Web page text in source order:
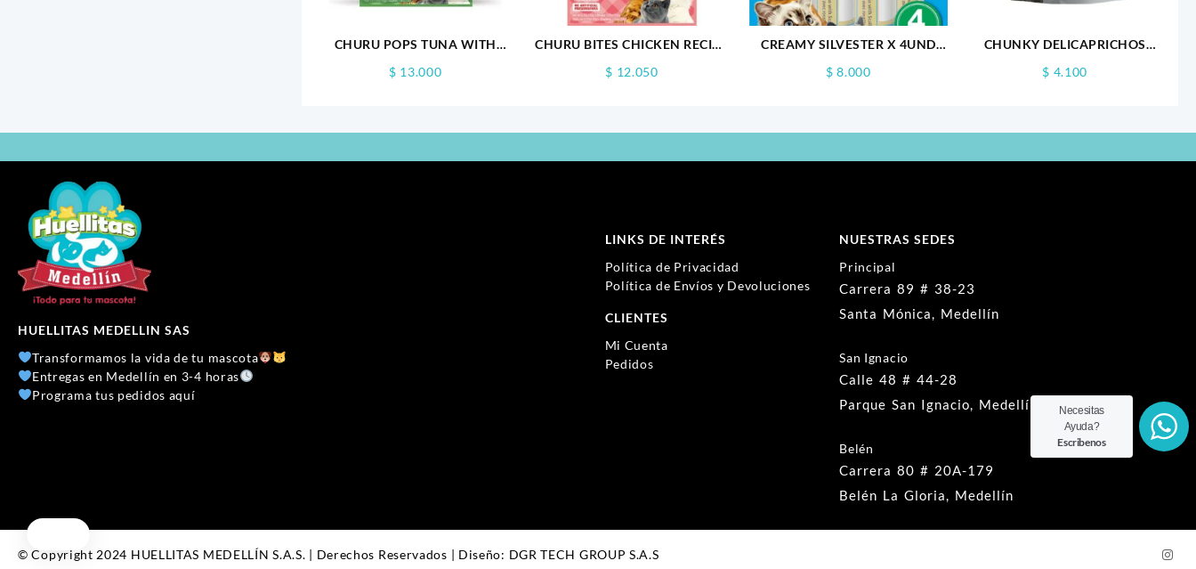
CHURU POPS TUNA WITH
$ 13.000
CHURU BITES CHICKEN RECIPE
WRAPS TUNA WITH SALMON
RECIPE X3
$ 12.050
CREAMY SILVESTER X 4UND
ATUN Y VIERA
$ 8.000
CHUNKY DELICAPRICHOS
GATOS X 75GR
$ 4.100
HUELLITAS MEDELLIN SAS
Transformamos la vida de tu mascota
Entregas en Medellín en 3-4 horas
Programa tus pedidos aquí
LINKS DE INTERÉS
Política de Privacidad
Política de Envíos y Devoluciones
CLIENTES
Mi Cuenta
Pedidos
NUESTRAS SEDES
Principal
Carrera 89 # 38-23
Santa Mónica, Medellín
San Ignacio
Calle 48 # 44-28
Parque San Ignacio, Medellín
Belén
Carrera 80 # 20A-179
Belén La Gloria, Medellín
© Copyright 2024 HUELLITAS MEDELLÍN S.A.S. | Derechos Reservados | Diseño: DGR TECH GROUP S.A.S
Necesitas
Ayuda?
Escribenos